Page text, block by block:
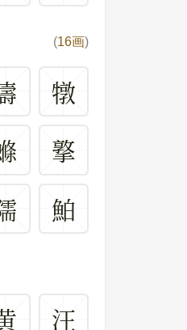
(16画)
犜
撉
鮊
汪